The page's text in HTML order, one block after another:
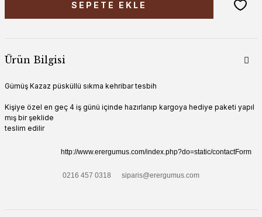
SEPETE EKLE
Ürün Bilgisi
Gümüş Kazaz püsküllü sıkma kehribar tesbih
Kişiye özel en geç 4 iş günü içinde hazırlanıp kargoya hediye paketi yapıl
mış bir şeklide
teslim edilir
http://www.erergumus.com/index.php?do=static/contactForm
0216 457 0318 siparis@erergumus.com